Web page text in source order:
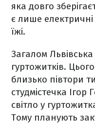
яка довго
є лише
їжі.
Загалом Львівська
гуртожитків.
близько півтори
студмістечка
світло у
Тому планують